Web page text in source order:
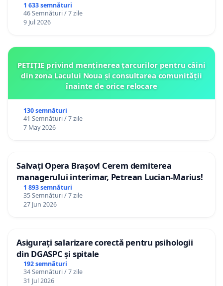
1 633 semnături
46 Semnături / 7 zile
9 Jul 2026
PETIȚIE privind menținerea țarcurilor pentru câini
din zona Lacului Noua și consultarea comunității
înainte de orice relocare
130 semnături
41 Semnături / 7 zile
7 May 2026
Salvați Opera Brașov! Cerem demiterea
managerului interimar, Petrean Lucian-Marius!
1 893 semnături
35 Semnături / 7 zile
27 Jun 2026
Asigurați salarizare corectă pentru psihologii
din DGASPC și spitale
192 semnături
34 Semnături / 7 zile
31 Jul 2026